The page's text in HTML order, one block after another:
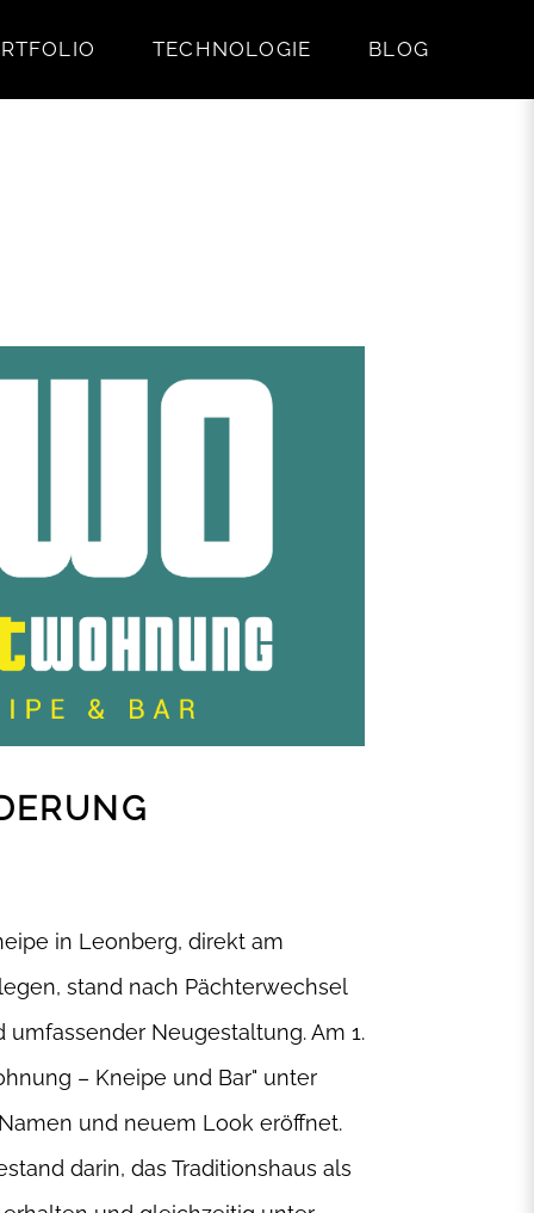
TECHNOLOGIE BLOG
in Leonberg, direkt am
stand nach Pächterwechsel
Neugestaltung. Am 1.
– Kneipe und Bar" unter
und neuem Look eröffnet.
darin, das Traditionshaus als